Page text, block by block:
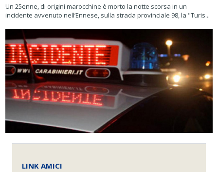
Un 25enne, di origini marocchine è morto la notte scorsa in un
incidente avvenuto nell’Ennese, sulla strada provinciale 98, la "Turis...
LINK AMICI